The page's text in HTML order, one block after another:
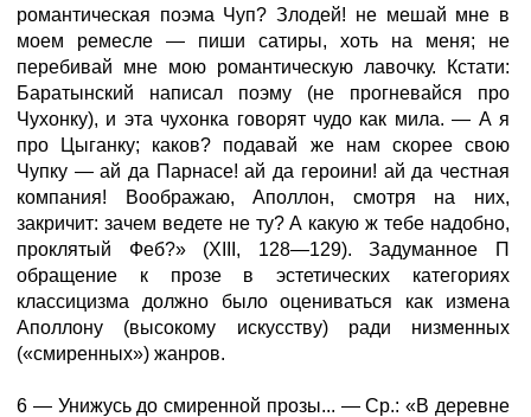
романтическая поэма Чуп? Злодей! не мешай мне в
моем ремесле — пиши сатиры, хоть на меня; не
перебивай мне мою романтическую лавочку. Кстати:
Баратынский написал поэму (не прогневайся про
Чухонку), и эта чухонка говорят чудо как мила. — А я
про Цыганку; каков? подавай же нам скорее свою
Чупку — ай да Парнасе! ай да героини! ай да честная
компания! Воображаю, Аполлон, смотря на них,
закричит: зачем ведете не ту? А какую ж тебе надобно,
проклятый Феб?» (XIII, 128—129). Задуманное П
обращение к прозе в эстетических категориях
классицизма должно было оцениваться как измена
Аполлону (высокому искусству) ради низменных
(«смиренных») жанров.
6 — Унижусь до смиренной прозы... — Ср.: «В деревне